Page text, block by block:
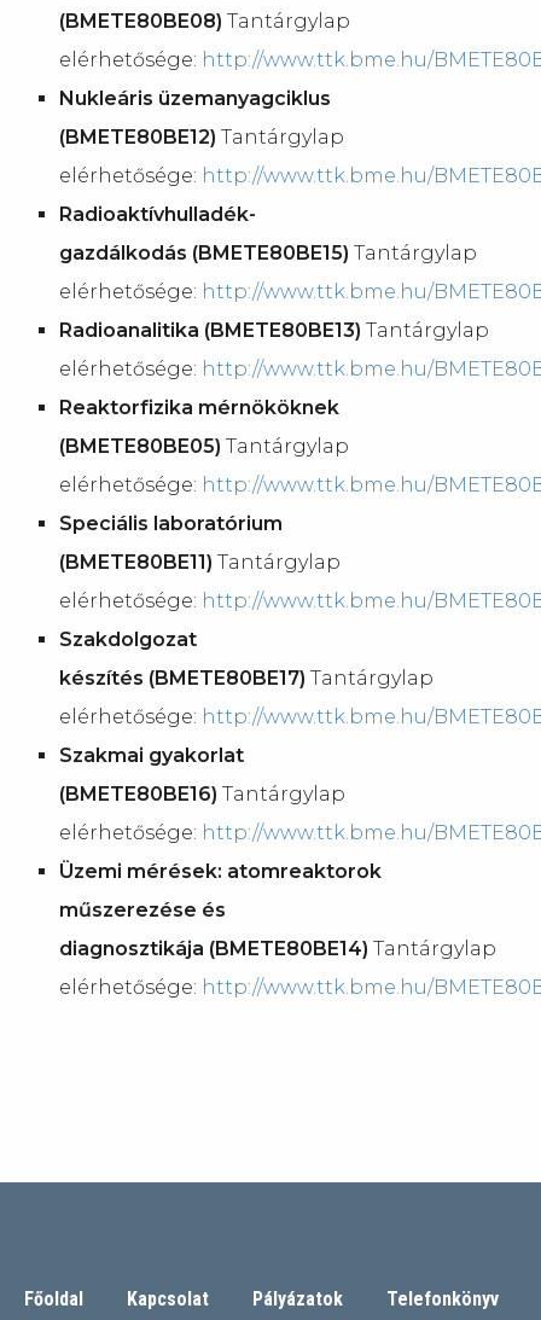
(BMETE80BE08) Tantárgylap
elérhetősége: http://www.ttk.bme.hu/
Nukleáris üzemanyagciklus
(BMETE80BE12) Tantárgylap
elérhetősége: http://www.ttk.bme.hu/
Radioaktívhulladék-
gazdálkodás (BMETE80BE15) Tantárgylap
elérhetősége: http://www.ttk.bme.hu/
Radioanalitika (BMETE80BE13) Tantárgylap
elérhetősége: http://www.ttk.bme.hu/
Reaktorfizika mérnököknek
(BMETE80BE05) Tantárgylap
elérhetősége: http://www.ttk.bme.hu/
Speciális laboratórium
(BMETE80BE11) Tantárgylap
elérhetősége: http://www.ttk.bme.hu/
Szakdolgozat
készítés (BMETE80BE17) Tantárgylap
elérhetősége: http://www.ttk.bme.hu/
Szakmai gyakorlat
(BMETE80BE16) Tantárgylap
elérhetősége: http://www.ttk.bme.hu/
Üzemi mérések: atomreaktorok
műszerezése és
diagnosztikája (BMETE80BE14) Tantárgylap
elérhetősége: http://www.ttk.bme.hu/
Főoldal Kapcsolat Pályázatok Telefonkönyv